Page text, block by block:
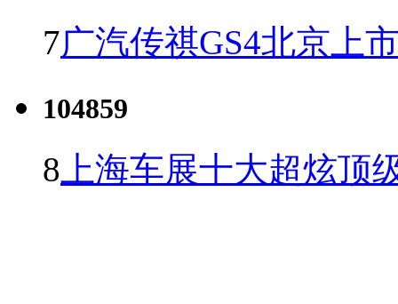
7广汽传祺GS4北京上
104859
8 上海车展十大超炫顶